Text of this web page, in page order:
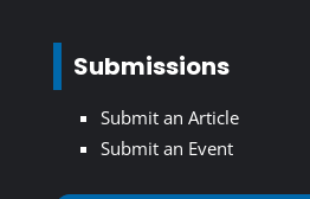
Submissions
Submit an Article
Submit an Event